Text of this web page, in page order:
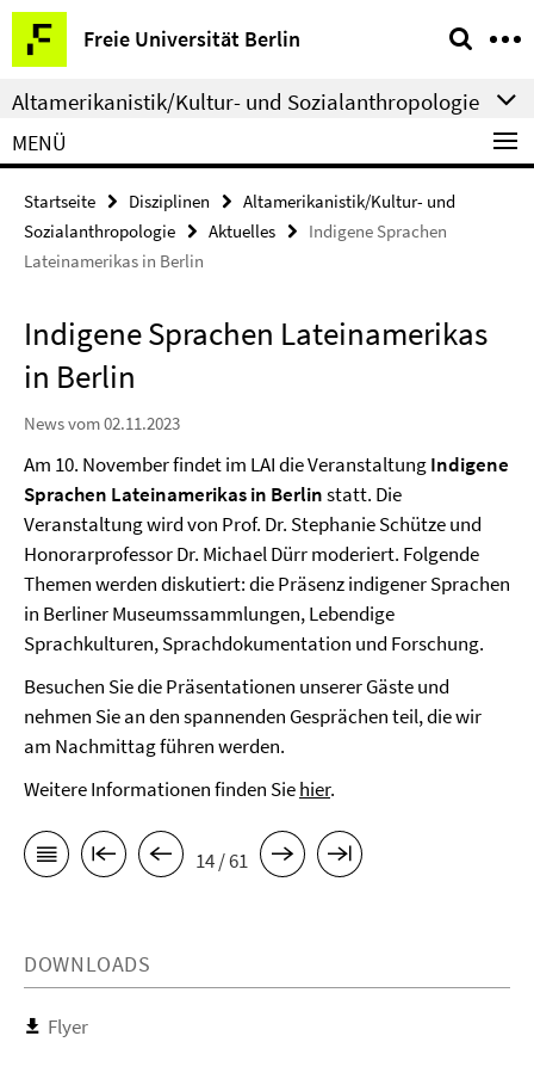
Springe
direkt
zu
Inhalt
Freie Universität Berlin
Service-
Navigation
Altamerikanistik/Kultur- und Sozialanthropologie
MENÜ
Startseite Disziplinen
Altamerikanistik/Kultur- und
Sozialanthropologie
Aktuelles
Indigene Sprachen
Lateinamerikas in Berlin
Indigene Sprachen Lateinamerikas
in Berlin
News vom 02.11.2023
Am 10. November findet im LAI die VeranstaltungIndigene
Sprachen Lateinamerikas in Berlinstatt. Die
Veranstaltung wird von Prof. Dr. Stephanie Schütze und
Honorarprofessor Dr. Michael Dürr moderiert. Folgende
Themen werden diskutiert: die Präsenz indigener Sprachen
in Berliner Museumssammlungen, Lebendige
Sprachkulturen, Sprachdokumentation und Forschung.
Besuchen Sie die Präsentationen unserer Gäste und
nehmen Sie an den spannenden Gesprächen teil, die wir
am Nachmittag führen werden.
Weitere Informationen finden Siehier.
14 / 61
DOWNLOADS
Flyer